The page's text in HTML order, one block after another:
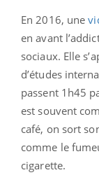
En 2016, une
en avant
sociaux. Elle
d’études
passent 1h45
est souvent
café, on sort
comme le
cigarette.